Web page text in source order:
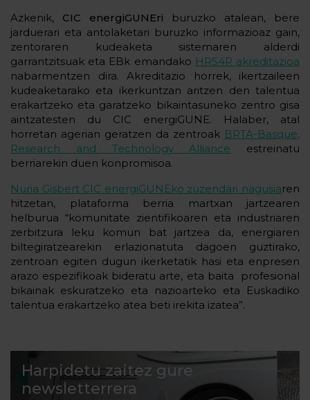
Azkenik, CIC energiGUNEri buruzko atalean, bere
jarduerari eta antolaketari buruzko informazioaz gain,
zentoraren kudeaketa sistemaren alderdi
garrantzitsuak eta EBk emandako HRS4R akreditazioa
nabarmentzen dira. Akreditazio horrek, ikertzaileen
kudeaketarako eta ikerkuntzan aritzen den talentua
erakartzeko eta garatzeko bikaintasuneko zentro gisa
aintzatesten du CIC energiGUNE. Halaber, atal
horretan agerian geratzen da zentroak BRTA-Basque,
Research and Technology Alliance estreinatu
berriarekin duen konpromisoa.
Nuria Gisbert CIC energiGUNEko zuzendari nagusiaren
hitzetan, plataforma berria martxan jartzearen
helburua “komunitate zientifikoaren eta industriaren
zerbitzura leku komun bat jartzea da, energiaren
biltegiratzearekin erlazionatuta dagoen guztirako,
zentroan egiten dugun ikerketatik hasi eta enpresen
arazo espezifikoak bideratu arte, eta baita profesional
bikainak eskuratzeko eta nazioarteko eta Euskadiko
talentua erakartzeko atea beti irekita izatea”.
Harpidetu zaitez gure
newsletterrera